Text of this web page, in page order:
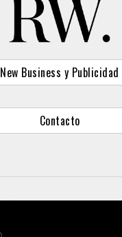
New Business y Publicidad
Contacto
© 2026 Reason Why